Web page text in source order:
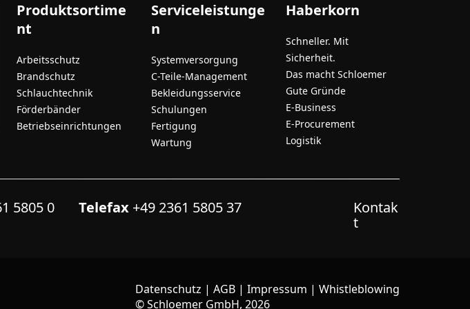
Produktsortime
nt
Arbeitsschutz
Brandschutz
Schlauchtechnik
Förderbänder
Betriebseinrichtungen
Serviceleistunge
n
Systemversorgung
C-Teile-Management
Bekleidungsservice
Schulungen
Fertigung
Wartung
Haberkorn
Schneller. Mit
Sicherheit.
Das macht Schloemer
Gute Gründe
E-Business
E-Procurement
Logistik
5805 0 Telefax +49 2361 5805 37
Kontak
t
Datenschutz | AGB | Impressum | Whistleblowing
©Schloemer GmbH, 2026